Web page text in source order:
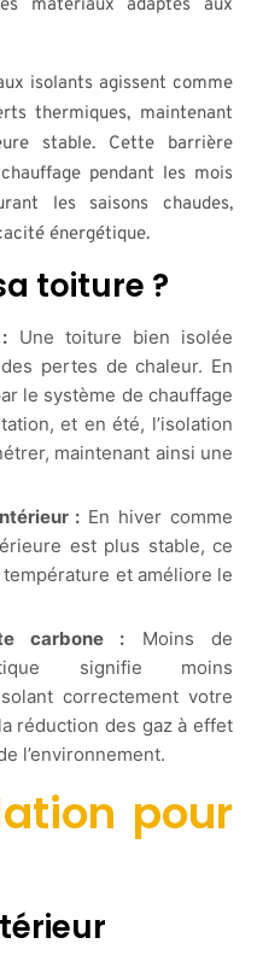
matériaux adaptés aux
isolants agissent comme
thermiques, maintenant
stable. Cette barrière
pendant les mois
les saisons chaudes,
énergétique.
toiture ?
Une toiture bien isolée
pertes de chaleur. En
le système de chauffage
et en été, l’isolation
maintenant ainsi une
: En hiver comme
est plus stable, ce
et améliore le
carbone : Moins de
signifie moins
correctement votre
réduction des gaz à effet
l’environnement.
pour